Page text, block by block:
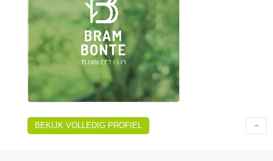
BEKIJK VOLLEDIG PROFIEL